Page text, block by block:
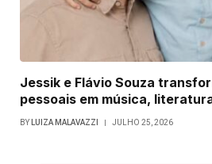
Jessik e Flávio Souza
pessoais em música,
BY LUIZA MALAVAZZI JULHO 25, 2026